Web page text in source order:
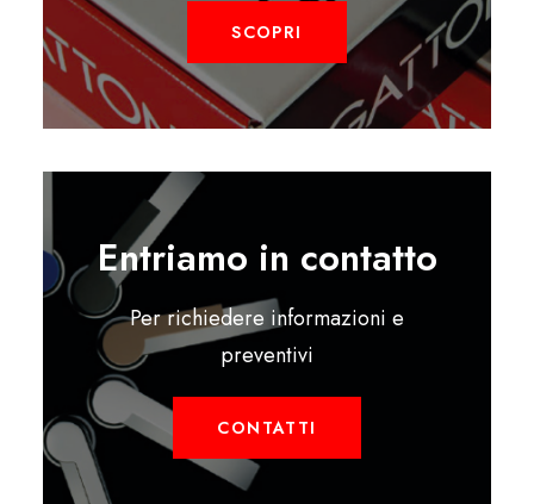
SCOPRI
Entriamo in contatto
Per richiedere informazioni e
preventivi
CONTATTI